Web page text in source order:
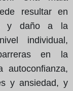
resultar en
y daño a la
individual,
en la
autoconfianza,
y ansiedad, y